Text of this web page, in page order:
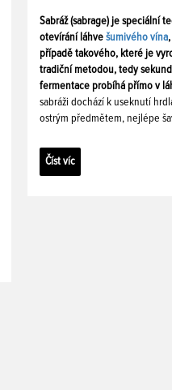
Sabráž (sabrage) je speciální
otevírání láhve šumivého vína
případě takového, které je
tradiční metodou, tedy
fermentace probíhá přímo v
sabráži dochází k useknutí
ostrým předmětem, nejlépe
Číst víc